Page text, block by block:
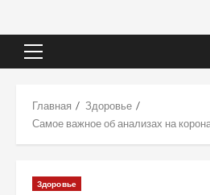
Основное
Главная
Здоровье
Самое важное об анализах на
Здоровье